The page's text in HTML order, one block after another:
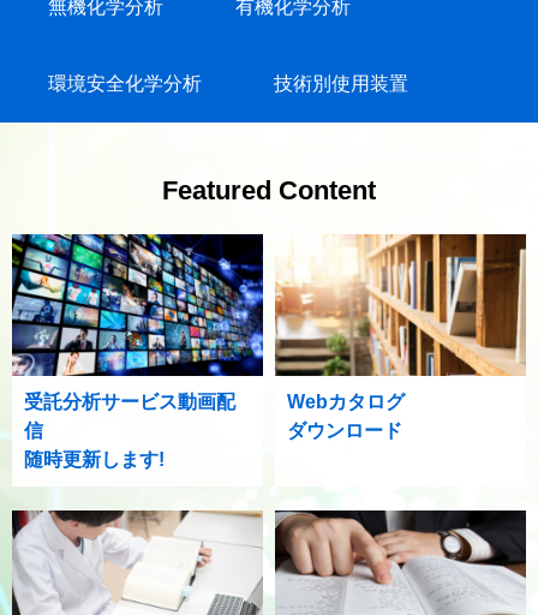
無機化学分析 有機化学分析
環境安全化学分析 技術別使用装置
Featured Content
受託分析サービス動画配
信
随時更新します!
Webカタログ
ダウンロード